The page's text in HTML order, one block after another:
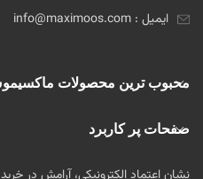
ایمیل : info@maximoos.com
محبوب ترین محصولات
صفحات پر کاربرد